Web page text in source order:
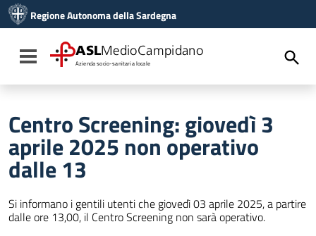
Vai al menu di navigazione
Vai al footer
Regione Autonoma della Sardegna
Toggle navigation
ASLMedioCampidano
Azienda socio-sanitaria locale
Centro Screening: giovedì 3
aprile 2025 non operativo
dalle 13
Si informano i gentili utenti che giovedì 03 aprile 2025, a partire
dalle ore 13,00, il Centro Screening non sarà operativo.